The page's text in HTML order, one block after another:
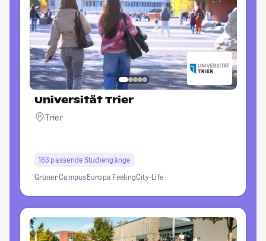
Universität Trier
Trier
163 passende Studiengänge
Grüner CampusEuropa FeelingCity-Life